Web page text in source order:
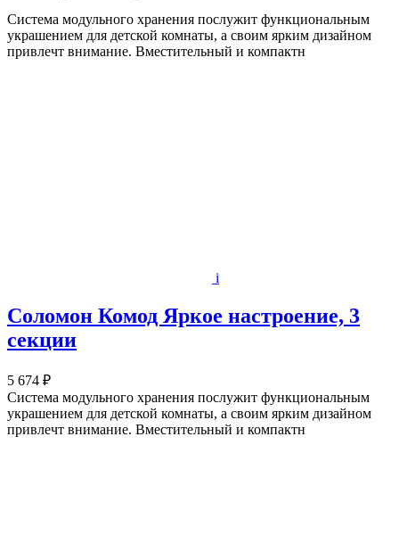
Система модульного хранения послужит функциональным
украшением для детской комнаты, а своим ярким дизайном
привлечт внимание. Вместительный и компактн
i
Соломон Комод Яркое настроение, 3
секции
5 674 ₽
Система модульного хранения послужит функциональным
украшением для детской комнаты, а своим ярким дизайном
привлечт внимание. Вместительный и компактн